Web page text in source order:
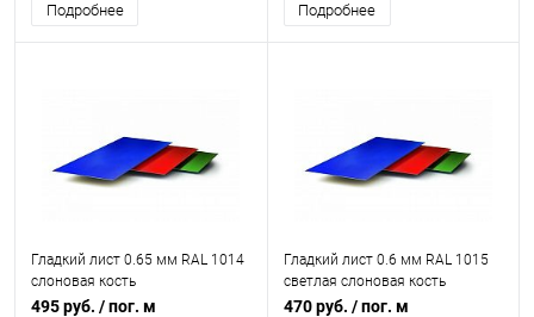
Подробнее Подробнее
Гладкий лист 0.65 мм RAL 1014
слоновая кость
495 руб. / пог. м
Гладкий лист 0.6 мм RAL 1015
светлая слоновая кость
470 руб. / пог. м